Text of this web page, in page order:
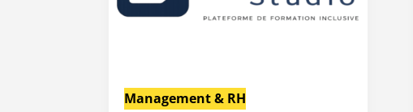
Management & RH